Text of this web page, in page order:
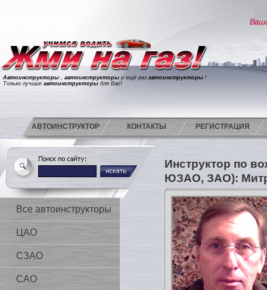
Автоинструкторы , автоинструкторы и ещё раз автоинструкторы !
Только лучшие автоинструкторы для Вас!
АВТОИНСТРУКТОР КОНТАКТЫ РЕГИСТРАЦИЯ
Все автоинструкторы
ЦАО
СЗАО
САО
Инструктор по
ЮЗАО, ЗАО):